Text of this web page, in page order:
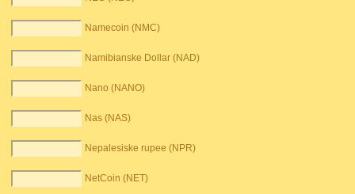
Namecoin (NMC)
Namibianske Dollar (NAD)
Nano (NANO)
Nas (NAS)
Nepalesiske rupee (NPR)
NetCoin (NET)